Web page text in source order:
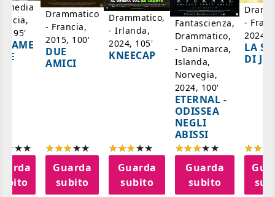
95'
Drammatico
- Francia,
2015, 100'
DUE
AMICI
Guarda
subito
Drammatico,
- Irlanda,
2024, 105'
KNEECAP
Guarda
subito
Fantascienza,
Drammatico,
- Danimarca,
Islanda,
Norvegia,
2024, 100'
ETERNAL -
ODISSEA
NEGLI
ABISSI
Guarda
subito
-
2024,
LA
DI